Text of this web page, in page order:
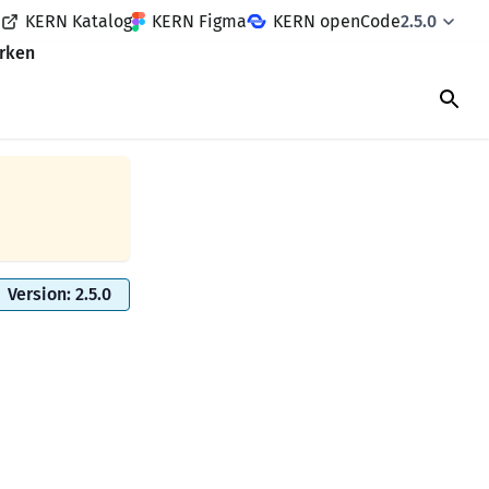
KERN Katalog KERN Figma KERN openCode2.5.0
Version: 2.5.0